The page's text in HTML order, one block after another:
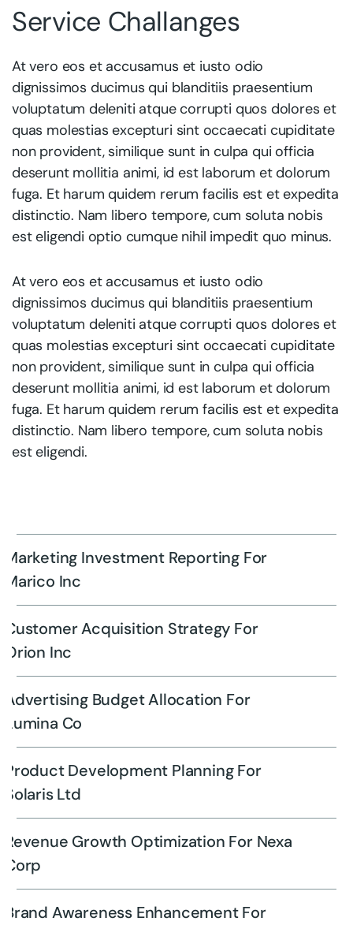
Service Challanges
At vero eos et accusamus et iusto odio
dignissimos ducimus qui blanditiis praesentium
voluptatum deleniti atque corrupti quos dolores et
quas molestias excepturi sint occaecati cupiditate
non provident, similique sunt in culpa qui officia
deserunt mollitia animi, id est laborum et dolorum
fuga. Et harum quidem rerum facilis est et expedita
distinctio. Nam libero tempore, cum soluta nobis
est eligendi optio cumque nihil impedit quo minus.
At vero eos et accusamus et iusto odio
dignissimos ducimus qui blanditiis praesentium
voluptatum deleniti atque corrupti quos dolores et
quas molestias excepturi sint occaecati cupiditate
non provident, similique sunt in culpa qui officia
deserunt mollitia animi, id est laborum et dolorum
fuga. Et harum quidem rerum facilis est et expedita
distinctio. Nam libero tempore, cum soluta nobis
est eligendi.
Marketing Investment Reporting For
Marico Inc
Customer Acquisition Strategy For
Orion Inc
Advertising Budget Allocation For
Lumina Co
Product Development Planning For
Solaris Ltd
Revenue Growth Optimization For Nexa
Corp
Brand Awareness Enhancement For